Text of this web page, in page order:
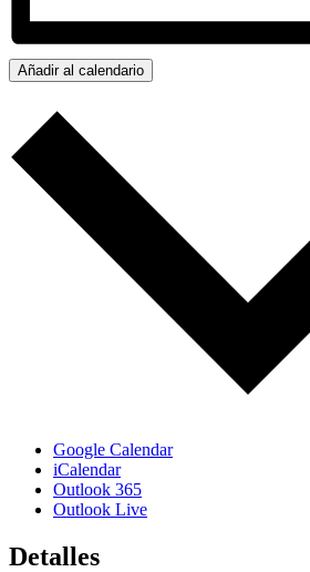
Añadir al calendario
Google Calendar
iCalendar
Outlook 365
Outlook Live
Detalles